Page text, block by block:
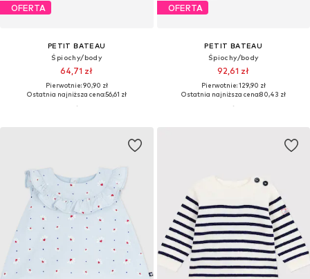
OFERTA
PETIT BATEAU
Śpiochy/body
64,71 zł
Pierwotnie: 90,90 zł
Ostatnia najniższa cena:56,61 zł
OFERTA
PETIT BATEAU
Śpiochy/body
92,61 zł
Pierwotnie: 129,90 zł
Ostatnia najniższa cena:80,43 zł